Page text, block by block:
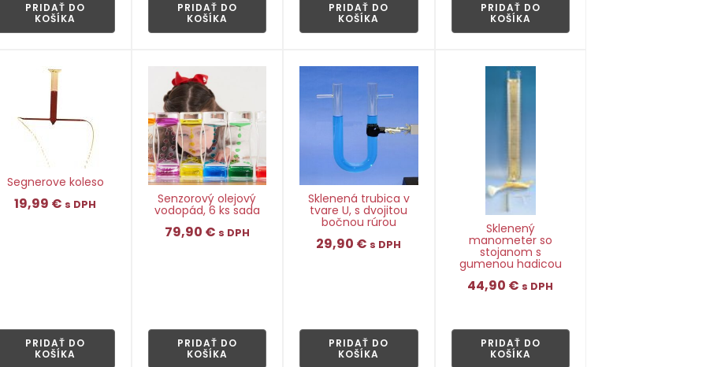
PRIDAŤ DO
KOŠÍKA
PRIDAŤ DO
KOŠÍKA
PRIDAŤ DO
KOŠÍKA
PRIDAŤ DO
KOŠÍKA
Segnerove koleso
19,99 € s DPH
PRIDAŤ DO
KOŠÍKA
Senzorový olejový
vodopád, 6 ks sada
79,90 € s DPH
PRIDAŤ DO
KOŠÍKA
Sklenená trubica v
tvare U, s dvojitou
bočnou rúrou
29,90 € s DPH
PRIDAŤ DO
KOŠÍKA
Sklenený
manometer so
stojanom s
gumenou hadicou
44,90 € s DPH
PRIDAŤ DO
KOŠÍKA